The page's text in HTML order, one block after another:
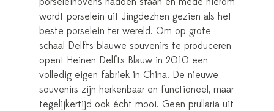
wordt porselein uit Jingdezhen gezien als het
beste porselein ter wereld. Om op grote
schaal Delfts blauwe souvenirs te produceren
opent Heinen Delfts Blauw in 2010 een
volledig eigen fabriek in China. De nieuwe
souvenirs zijn herkenbaar en functioneel, maar
tegelijkertijd ook écht mooi. Geen prullaria uit